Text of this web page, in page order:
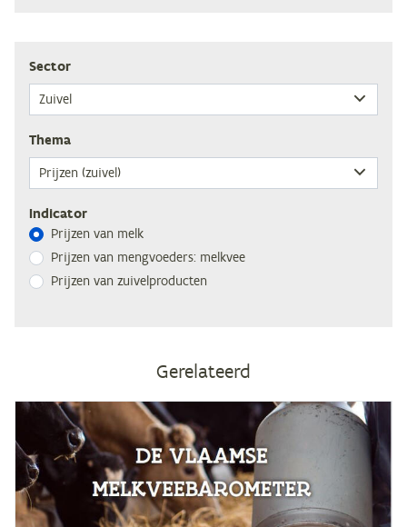
Sec­tor
The­ma
Indicator
Prij­zen van melk
Prij­zen van meng­voe­ders: melkvee
Prij­zen van zuivelproducten
Gerelateerd